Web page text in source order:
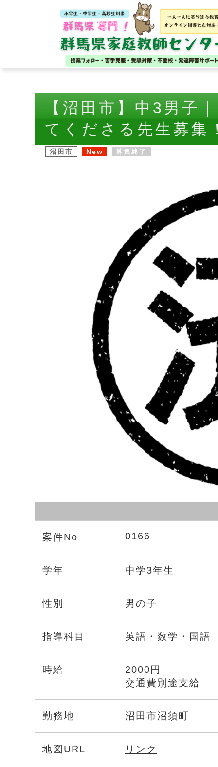
【沼田市】中3男子
てくださる先生募集
沼田市 New 募集終了
案件No 0166
学年 中学3年生
性別 男の子
指導科目 英語・数学・国語
時給
2000円
交通費別途支給
勤務地 沼田市沼須町
地図URL リンク